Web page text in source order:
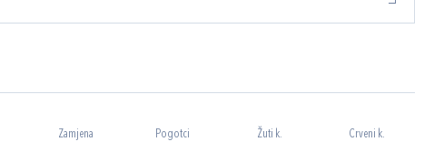
Zamjena Pogotci Žuti k. Crveni k.